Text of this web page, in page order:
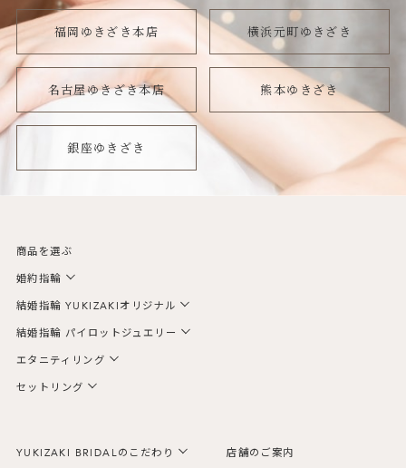
福岡ゆきざき本店 横浜元町ゆきざき
名古屋ゆきざき本店 熊本ゆきざき
銀座ゆきざき
商品を選ぶ
婚約指輪
結婚指輪 YUKIZAKIオリジナル
結婚指輪 パイロットジュエリー
エタニティリング
セットリング
YUKIZAKI BRIDALのこだわり 店舗のご案内